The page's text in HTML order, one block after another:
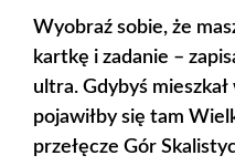
Wyobraź sobie, że
kartkę i zadanie –
ultra. Gdybyś
pojawiłby się tam
przełęcze Gór